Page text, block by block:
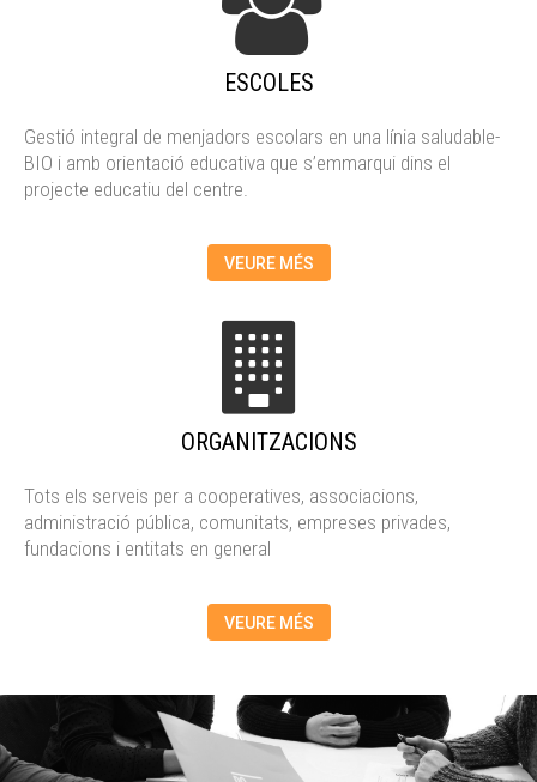
ESCOLES
Gestió integral de menjadors escolars en una línia saludable-
BIO i amb orientació educativa que s’emmarqui dins el
projecte educatiu del centre.
VEURE MÉS
ORGANITZACIONS
Tots els serveis per a cooperatives, associacions,
administració pública, comunitats, empreses privades,
fundacions i entitats en general
VEURE MÉS